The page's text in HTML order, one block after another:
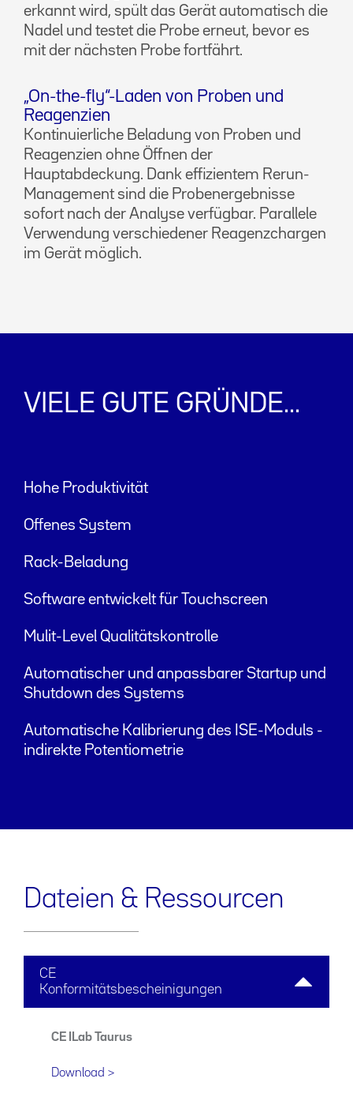
erkannt wird, spült das Gerät automatisch die
Nadel und testet die Probe erneut, bevor es
mit der nächsten Probe fortfährt.
„On-the-fly“-Laden von Proben und
Reagenzien
Kontinuierliche Beladung von Proben und
Reagenzien ohne Öffnen der
Hauptabdeckung. Dank effizientem Rerun-
Management sind die Probenergebnisse
sofort nach der Analyse verfügbar. Parallele
Verwendung verschiedener Reagenzchargen
im Gerät möglich.
VIELE GUTE GRÜNDE...
Hohe Produktivität
Offenes System
Rack-Beladung
Software entwickelt für Touchscreen
Mulit-Level Qualitätskontrolle
Automatischer und anpassbarer Startup und
Shutdown des Systems
Automatische Kalibrierung des ISE-Moduls -
indirekte Potentiometrie
Dateien & Ressourcen
CE
Konformitätsbescheinigungen
CE ILab Taurus
Download >